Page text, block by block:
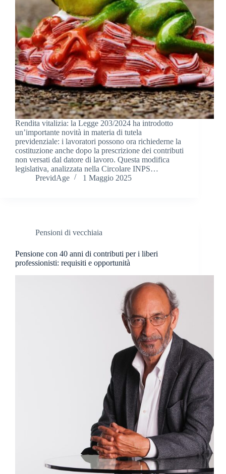
Rendita vitalizia: la Legge 203/2024 ha introdotto
un’importante novità in materia di tutela
previdenziale: i lavoratori possono ora richiederne la
costituzione anche dopo la prescrizione dei contributi
non versati dal datore di lavoro. Questa modifica
legislativa, analizzata nella Circolare INPS…
PrevidAge
1 Maggio 2025
Pensioni di vecchiaia
Pensione con 40 anni di contributi per i liberi
professionisti: requisiti e opportunità